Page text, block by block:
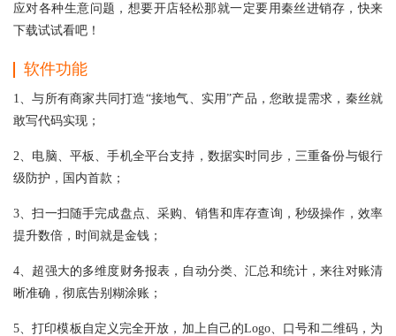
应对各种生意问题，想要开店轻松那就一定要用秦丝进销存，快来
下载试试看吧！
软件功能
1、与所有商家共同打造“接地气、实用”产品，您敢提需求，秦丝就
敢写代码实现；
2、电脑、平板、手机全平台支持，数据实时同步，三重备份与银行
级防护，国内首款；
3、扫一扫随手完成盘点、采购、销售和库存查询，秒级操作，效率
提升数倍，时间就是金钱；
4、超强大的多维度财务报表，自动分类、汇总和统计，来往对账清
晰准确，彻底告别糊涂账；
5、打印模板自定义完全开放，加上自己的Logo、口号和二维码，为